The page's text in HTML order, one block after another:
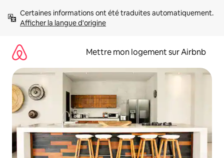
directement
Afficher la langue d'origine
Mettre mon logement sur Airbnb